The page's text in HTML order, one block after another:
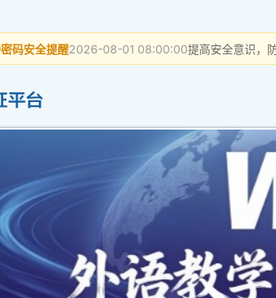
密码安全提醒2026-08-01 08:00:00提高安全意识，